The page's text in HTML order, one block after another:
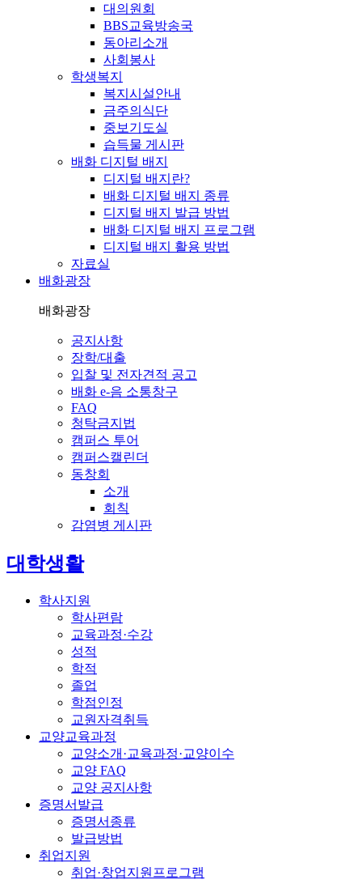
대의원회
BBS교육방송국
동아리소개
사회봉사
학생복지
복지시설안내
금주의식단
중보기도실
습득물 게시판
배화 디지털 배지
디지털 배지란?
배화 디지털 배지 종류
디지털 배지 발급 방법
배화 디지털 배지 프로그램
디지털 배지 활용 방법
자료실
배화광장
배화광장
공지사항
장학/대출
입찰 및 전자견적 공고
배화 e-음 소통창구
FAQ
청탁금지법
캠퍼스 투어
캠퍼스캘린더
동창회
소개
회칙
감염병 게시판
전체메뉴
대학생활
학사지원
학사편람
교육과정·수강
성적
학적
졸업
학점인정
교원자격취득
교양교육과정
교양소개·교육과정·교양이수
교양 FAQ
교양 공지사항
증명서발급
증명서종류
발급방법
취업지원
취업·창업지원프로그램